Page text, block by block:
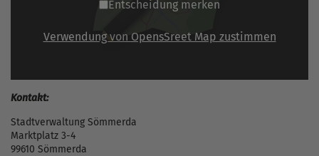
Entscheidung merken
Verwendung von OpensSreet Map zustimmen
Kontakt:
Stadtverwaltung Sömmerda
Marktplatz 3-4
99610 Sömmerda